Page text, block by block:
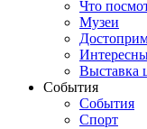
Что
Музеи
Выставка
События
События
Спорт